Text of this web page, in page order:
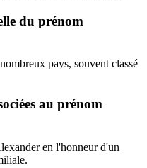
du prénom
pays, souvent classé
au prénom
en l'honneur d'un